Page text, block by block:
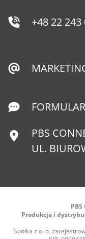
+48 22 243
PBS
UL.
Produkcja i
Spółka z o. o.